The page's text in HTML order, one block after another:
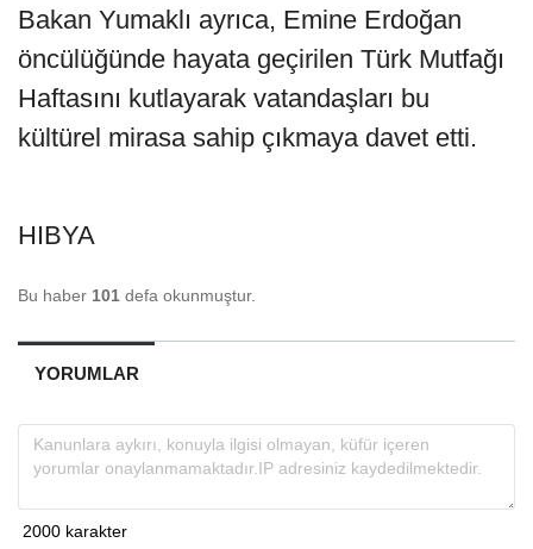
Bakan Yumaklı ayrıca, Emine Erdoğan
öncülüğünde hayata geçirilen Türk Mutfağı
Haftasını kutlayarak vatandaşları bu
kültürel mirasa sahip çıkmaya davet etti.
HIBYA
Bu haber 101 defa okunmuştur.
YORUMLAR